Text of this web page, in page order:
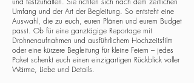
Umfang und der Art der Begleitung. So entsteht eine
Auswahl, die zu euch, euren Plänen und eurem Budget
passt. Ob für eine ganztägige Reportage mit
Drohnenaufnahmen und ausführlichem Hochzeitsfilm
oder eine kürzere Begleitung für kleine Feiern – jedes
Paket schenkt euch einen einzigartigen Rückblick voller
Wärme, Liebe und Details.